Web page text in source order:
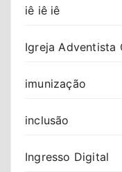
iê iê iê
Igreja Adventista
imunização
inclusão
Ingresso Digital